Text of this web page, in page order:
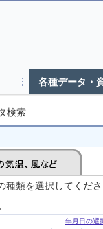
各種データ・
検索
種類を選択してくだ
年月日の選